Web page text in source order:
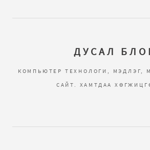
ДУСАЛ
КОМПЬЮТЕР ТЕХНОЛОГИ, МЭДЛЭГ,
САЙТ. ХАМТДАА